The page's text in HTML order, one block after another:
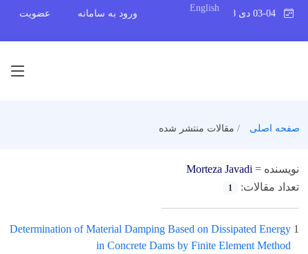
English
ورود به سامانه عضویت
صفحه اصلی مقالات منتشر شده
نویسنده = Morteza Javadi
تعداد مقالات:
1
1
Determination of Material Damping Based on Dissipated Energy
in Concrete Dams by Finite Element Method